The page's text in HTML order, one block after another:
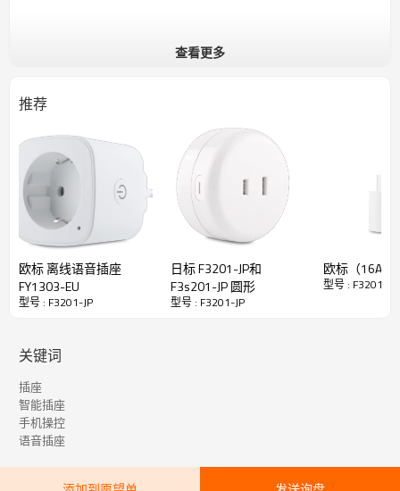
查看更多
推荐
欧标 离线语音插座
FY1303-EU
型号 : F3201-JP
日标 F3201-JP和
F3s201-JP 圆形
型号 : F3201-JP
欧标（16A)
型号 : F3201-JP
关键词
插座
智能插座
手机操控
语音插座